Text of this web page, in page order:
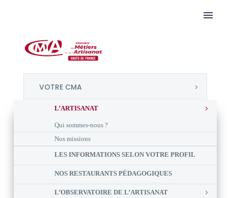
VOTRE CMA
L’ARTISANAT
Qui sommes-nous ?
Nos missions
LES INFORMATIONS SELON VOTRE PROFIL
NOS RESTAURANTS PÉDAGOGIQUES
L’OBSERVATOIRE DE L’ARTISANAT